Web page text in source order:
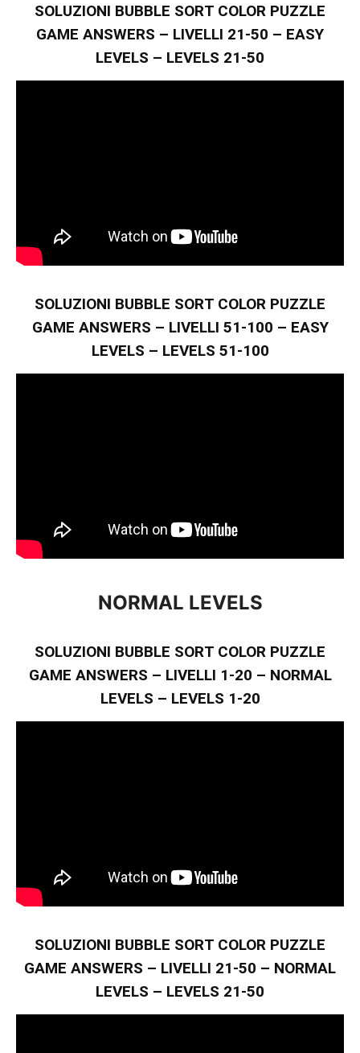
SOLUZIONI BUBBLE SORT COLOR PUZZLE
GAME ANSWERS – LIVELLI 21-50 – EASY
LEVELS – LEVELS 21-50
SOLUZIONI BUBBLE SORT COLOR PUZZLE
GAME ANSWERS – LIVELLI 51-100 – EASY
LEVELS – LEVELS 51-100
NORMAL LEVELS
SOLUZIONI BUBBLE SORT COLOR PUZZLE
GAME ANSWERS – LIVELLI 1-20 – NORMAL
LEVELS – LEVELS 1-20
SOLUZIONI BUBBLE SORT COLOR PUZZLE
GAME ANSWERS – LIVELLI 21-50 – NORMAL
LEVELS – LEVELS 21-50